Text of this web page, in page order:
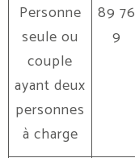
Personne
seule ou
couple
ayant deux
personnes
à charge
89 76
9